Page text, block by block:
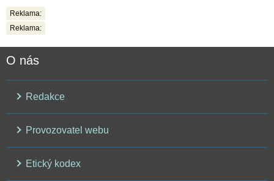
Reklama:
Reklama:
O nás
Redakce
Provozovatel webu
Etický kodex